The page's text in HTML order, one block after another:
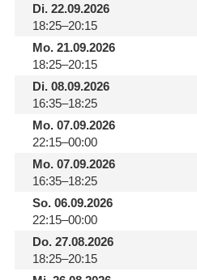
Di.22.09.2026
18:25–20:15
Mo.21.09.2026
18:25–20:15
Di.08.09.2026
16:35–18:25
Mo.07.09.2026
22:15–00:00
Mo.07.09.2026
16:35–18:25
So.06.09.2026
22:15–00:00
Do.27.08.2026
18:25–20:15